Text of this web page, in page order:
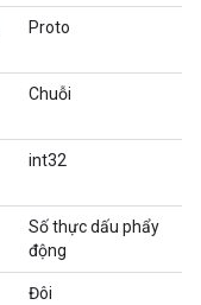
Proto
Chuỗi
int32
Số thực dấu phẩy
động
Đôi